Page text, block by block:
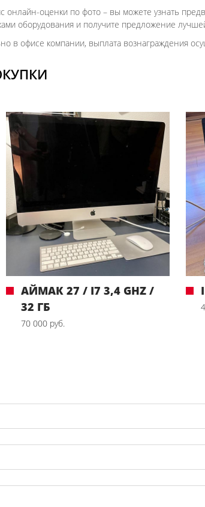
онлайн-оценки по фото – вы можете узнать
оборудования и получите предложение
в офисе компании, выплата вознаграждения
АЙМАК 27 / I7 3,4 GHZ /
32 ГБ
70 000 руб.